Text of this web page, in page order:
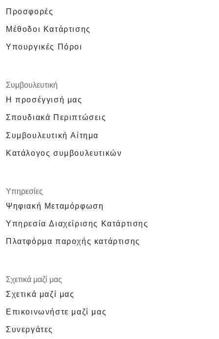
Προσφορές
Μέθοδοι Κατάρτισης
Υπουργικές Πόροι
Συμβουλευτική
Η προσέγγισή μας
Σπουδιακά Περιπτώσεις
Συμβουλευτική Αίτημα
Κατάλογος συμβουλευτικών
Υπηρεσίες
Ψηφιακή Μεταμόρφωση
Υπηρεσία Διαχείρισης Κατάρτισης
Πλατφόρμα παροχής κατάρτισης
Σχετικά μαζί μας
Σχετικά μαζί μας
Επικοινωνήστε μαζί μας
Συνεργάτες